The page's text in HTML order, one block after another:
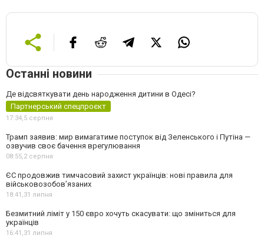
Останні новини
Де відсвяткувати день народження дитини в Одесі?
Партнерський спецпроєкт
17:34,5 серпня
Трамп заявив: мир вимагатиме поступок від Зеленського і Путіна —
озвучив своє бачення врегулювання
08:55,2 серпня
ЄС продовжив тимчасовий захист українців: нові правила для
військовозобов’язаних
18:41,31 липня
Безмитний ліміт у 150 євро хочуть скасувати: що зміниться для
українців
16:41,31 липня